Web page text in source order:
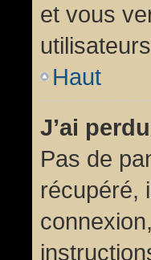
et vous
Haut
J’ai
Pas de
récupéré,